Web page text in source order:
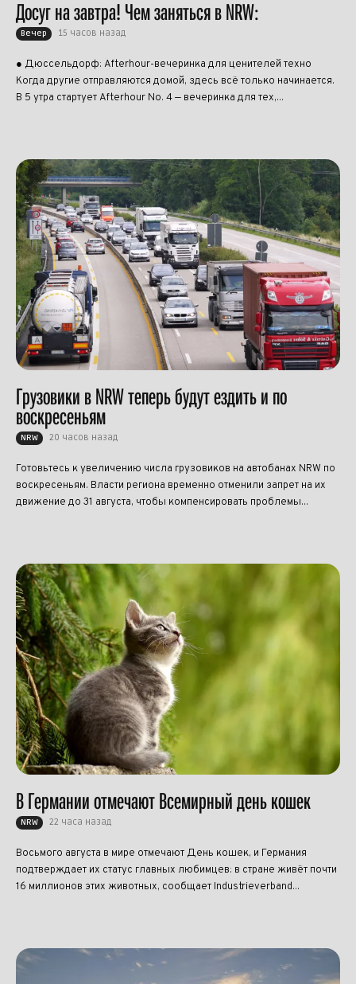
Досуг на завтра! Чем заняться в NRW:
Вечер 15 часов назад
● Дюссельдорф: Afterhour-вечеринка для ценителей техно
Когда другие отправляются домой, здесь всё только начинается.
В 5 утра стартует Afterhour No. 4 — вечеринка для тех,...
Грузовики в NRW теперь будут ездить и по
воскресеньям
NRW 20 часов назад
Готовьтесь к увеличению числа грузовиков на автобанах NRW по
воскресеньям. Власти региона временно отменили запрет на их
движение до 31 августа, чтобы компенсировать проблемы...
В Германии отмечают Всемирный день кошек
NRW 22 часа назад
Восьмого августа в мире отмечают День кошек, и Германия
подтверждает их статус главных любимцев: в стране живёт почти
16 миллионов этих животных, сообщает Industrieverband...